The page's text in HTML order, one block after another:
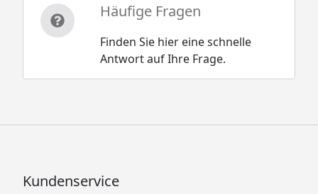
Häufige Fragen
Finden Sie hier eine schnelle
Antwort auf Ihre Frage.
Kundenservice